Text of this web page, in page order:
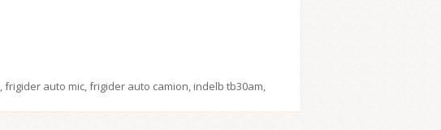
,frigider auto mic,frigider auto camion, indelb tb30am,